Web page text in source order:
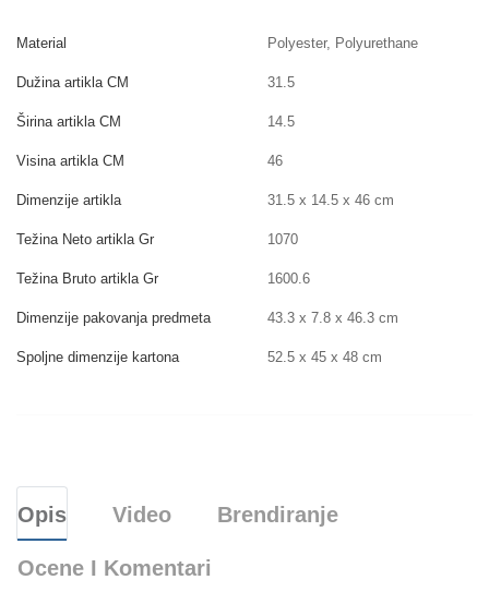
Material Polyester, Polyurethane
Dužina artikla CM 31.5
Širina artikla CM 14.5
Visina artikla CM 46
Dimenzije artikla 31.5 x 14.5 x 46 cm
Težina Neto artikla Gr 1070
Težina Bruto artikla Gr 1600.6
Dimenzije pakovanja predmeta 43.3 x 7.8 x 46.3 cm
Spoljne dimenzije kartona 52.5 x 45 x 48 cm
Opis Video Brendiranje
Ocene I Komentari